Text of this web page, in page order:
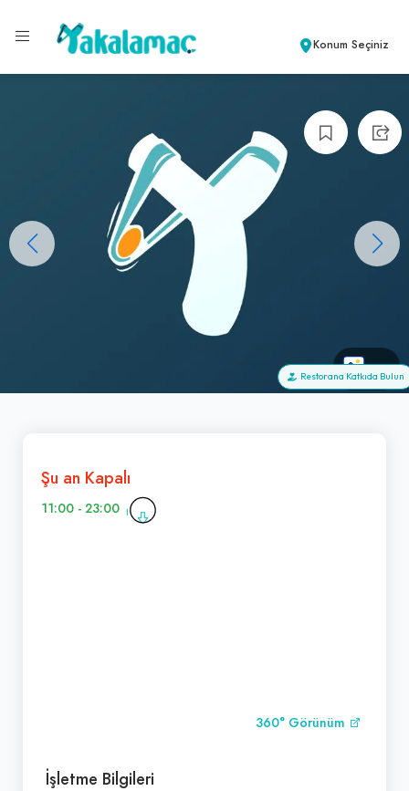
Konum Seçiniz
+0
Restorana Katkıda Bulun
Şu an Kapalı
11:00 - 23:00
360° Görünüm
İşletme Bilgileri